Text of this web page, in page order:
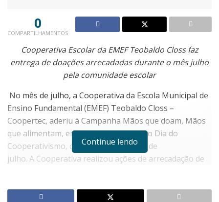
0
COMPARTILHAMENTOS
Cooperativa Escolar da EMEF Teobaldo Closs faz
entrega de doações arrecadadas durante o mês julho
pela comunidade escolar
No mês de julho, a Cooperativa da Escola Municipal de
Ensino Fundamental (EMEF) Teobaldo Closs –
Coopertec, aderiu à Campanha Mãos que doam, Mãos
que alimentam, em uma ação alusiva ao Dia do
Cooperativismo, comemorado no mês de
julho. A Cooperativa realizou ações de arrecadação de
Continue lendo